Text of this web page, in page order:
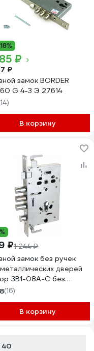
₽
₽
замок BORDER
G 4-3 Э 27614
В корзину
₽1 244 ₽
замок без ручек
дверей
ЗВ1-08А-С без
механизма
(16)
В корзину
40